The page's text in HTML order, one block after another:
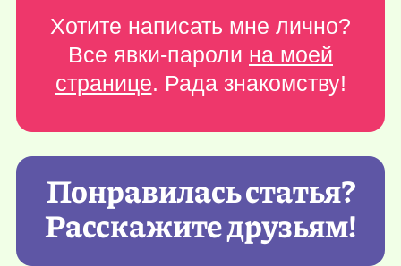
Хотите написать мне лично?
Все явки-пароли на моей
странице. Рада знакомству!
Понравилась статья?
Расскажите друзьям!